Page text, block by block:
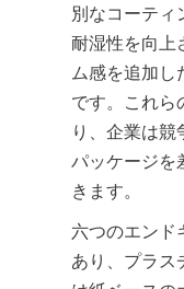
別なコーティ
耐湿性を向上
ム感を追加
です。これら
り、企業は
パッケージを
きます。
六つのエンド
あり、プラス